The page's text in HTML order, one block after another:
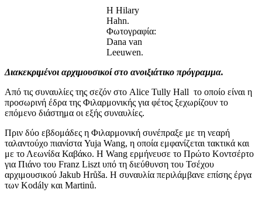
H Hilary
Hahn.
Φωτογραφία:
Dana van
Leeuwen.
Διακεκριμένοι αρχιμουσικοί στο ανοιξιάτικο πρόγραμμα.
Από τις συναυλίες της σεζόν στο Alice Tully Hall το οποίο είναι η
προσωρινή έδρα της Φιλαρμονικής για φέτος ξεχωρίζουν το
επόμενο διάστημα οι εξής συναυλίες.
Πριν δύο εβδομάδες η Φιλαρμονική συνέπραξε με τη νεαρή
ταλαντούχο πιανίστα Yuja Wang, η οποία εμφανίζεται τακτικά και
με το Λεωνίδα Καβάκο. Η Wang ερμήνευσε το Πρώτο Κοντσέρτο
για Πιάνο του Franz Liszt υπό τη διεύθυνση του Τσέχου
αρχιμουσικού Jakub Hrůša. Η συναυλία περιλάμβανε επίσης έργα
των Kodály και Martinů.